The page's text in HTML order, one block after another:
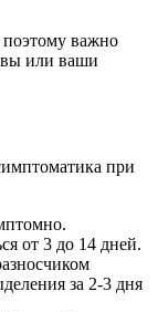
важно
вы или ваши
при
от 3 до 14 дней.
за 2-3 дня